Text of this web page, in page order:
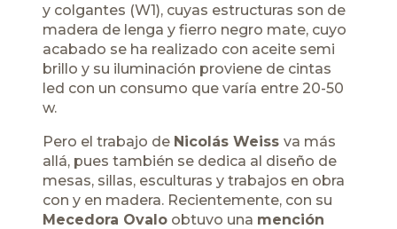
y colgantes (W1), cuyas estructuras son de
madera de lenga y fierro negro mate, cuyo
acabado se ha realizado con aceite semi
brillo y su iluminación proviene de cintas
led con un consumo que varía entre 20-50
w.
Pero el trabajo de Nicolás Weiss va más
allá, pues también se dedica al diseño de
mesas, sillas, esculturas y trabajos en obra
con y en madera. Recientemente, con su
Mecedora Ovalo obtuvo una mención